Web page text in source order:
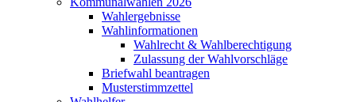
Wahlergebnisse
Wahlinformationen
Wahlrecht & Wahlberechtigung
Zulassung der Wahlvorschläge
Briefwahl beantragen
Musterstimmzettel